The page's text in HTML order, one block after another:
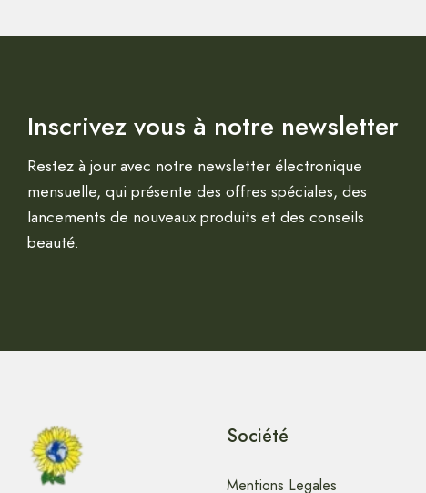
Inscrivez vous à notre newsletter
Restez à jour avec notre newsletter électronique
mensuelle, qui présente des offres spéciales, des
lancements de nouveaux produits et des conseils
beauté.
Société
Mentions Legales